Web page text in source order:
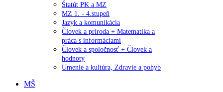
Štatút PK a MZ
MZ 1. - 4.stupeň
Jazyk a komunikácia
Človek a príroda + Matematika a
práca s informáciami
Človek a spoločnosť + Človek a
hodnoty
Umenie a kultúra, Zdravie a pohyb
MŠ